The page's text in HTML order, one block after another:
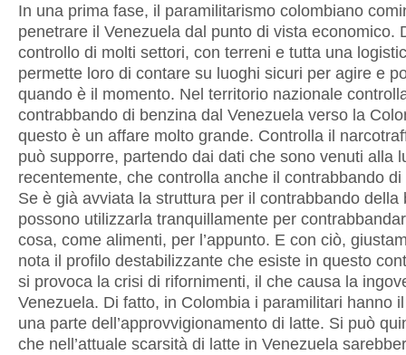
In una prima fase, il paramilitarismo colombiano
penetrare il Venezuela dal punto di vista economico.
controllo di molti settori, con terreni e tutta una
permette loro di contare su luoghi sicuri per agire e
quando è il momento. Nel territorio nazionale
contrabbando di benzina dal Venezuela verso la
questo è un affare molto grande. Controlla il
può supporre, partendo dai dati che sono venuti alla
recentemente, che controlla anche il contrabbando di
Se è già avviata la struttura per il contrabbando della
possono utilizzarla tranquillamente per
cosa, come alimenti, per l’appunto. E con ciò,
nota il profilo destabilizzante che esiste in questo
si provoca la crisi di rifornimenti, il che causa la
Venezuela. Di fatto, in Colombia i paramilitari hanno
una parte dell’approvvigionamento di latte. Si può
che nell’attuale scarsità di latte in Venezuela